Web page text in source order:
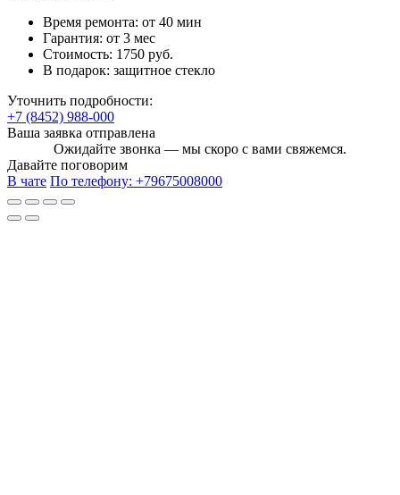
Время ремонта: от 40 мин
Гарантия: от 3 мес
Стоимость: 1750 руб.
В подарок: защитное стекло
Уточнить подробности:
+7 (8452) 988-000
Ваша заявка отправлена
Ожидайте звонка — мы скоро с вами свяжемся.
Давайте поговорим
В чате По телефону: +79675008000